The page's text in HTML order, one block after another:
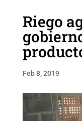
Riego
Feb 8, 2019